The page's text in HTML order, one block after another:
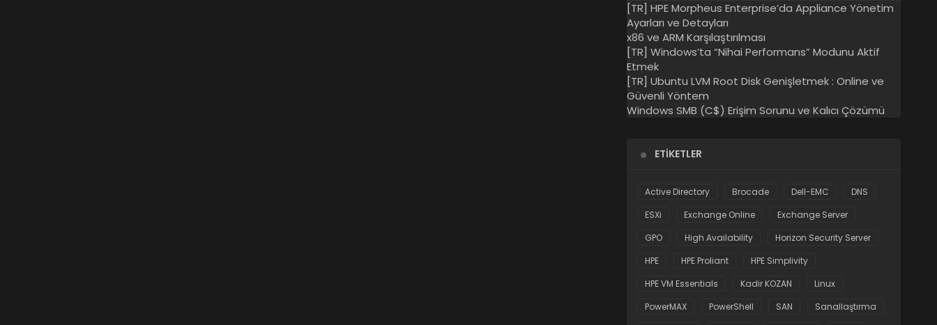
[TR] HPE Morpheus Enterprise’da Appliance Yönetim
Ayarları ve Detayları
x86 ve ARM Karşılaştırılması
[TR] Windows’ta “Nihai Performans” Modunu Aktif
Etmek
[TR] Ubuntu LVM Root Disk Genişletmek : Online ve
Güvenli Yöntem
Windows SMB (C$) Erişim Sorunu ve Kalıcı Çözümü
ETIKETLER
Active Directory Brocade Dell-EMC
DNS
ESXi
Exchange Online
Exchange Server
GPO
High Availability
Horizon Security Server
HPE
HPE Proliant
HPE Simplivity
HPE VM Essentials
Kadir KOZAN
Linux
PowerMAX
PowerShell SAN
Sanallaştırma